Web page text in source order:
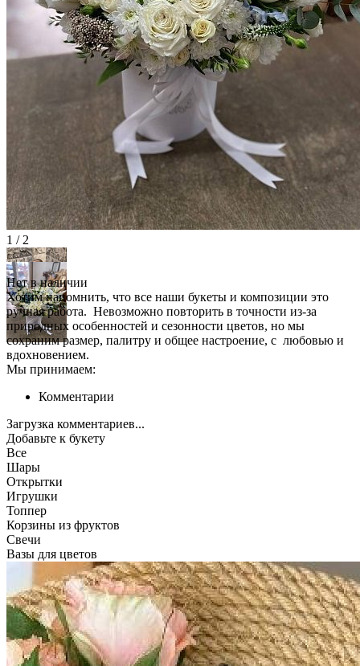
1 / 2
Нет в наличии
Хотим напомнить, что все наши букеты и композиции это
ручная работа. Невозможно повторить в точности из-за
природных особенностей и сезонности цветов, но мы
сохраним размер, палитру и общее настроение, с любовью и
вдохновением.
Мы принимаем:
Комментарии
Загрузка комментариев...
Добавьте к букету
Все
Шары
Открытки
Игрушки
Топпер
Корзины из фруктов
Свечи
Вазы для цветов